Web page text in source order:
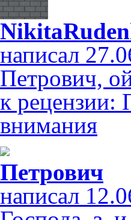
написал
Петрович,
к рецензии:
внимания
Петрович
написал